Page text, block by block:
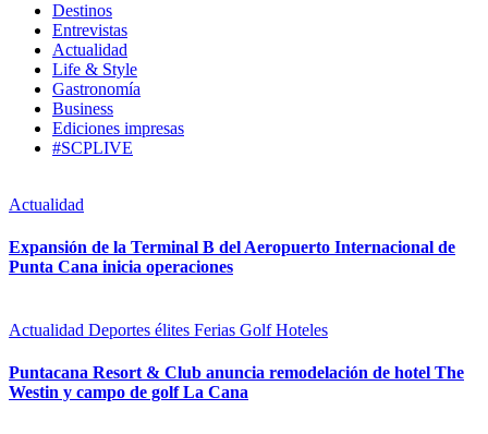
Destinos
Entrevistas
Actualidad
Life & Style
Gastronomía
Business
Ediciones impresas
#SCPLIVE
Actualidad
Expansión de la Terminal B del Aeropuerto Internacional de
Punta Cana inicia operaciones
Actualidad Deportes élites Ferias GolfHoteles
Puntacana Resort & Club anuncia remodelación de hotel The
Westin y campo de golf La Cana